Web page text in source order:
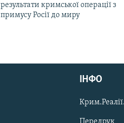
результати кримської операції з
примусу Росії до миру
ІНФО
Передрук